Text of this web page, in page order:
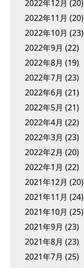
2022年12月 (20)
2022年11月 (20)
2022年10月 (23)
2022年9月 (22)
2022年8月 (19)
2022年7月 (23)
2022年6月 (21)
2022年5月 (21)
2022年4月 (22)
2022年3月 (23)
2022年2月 (20)
2022年1月 (22)
2021年12月 (20)
2021年11月 (24)
2021年10月 (25)
2021年9月 (23)
2021年8月 (23)
2021年7月 (25)